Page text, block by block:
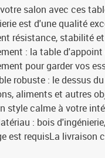
salon avec ces
est d'une qualité
résistance, stabilité
: la table
pour garder vos
robuste : le dessus
aliments et autres
style calme à votre
: bois
est requisLa livraison